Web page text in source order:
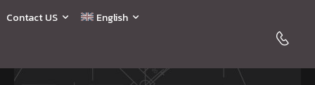
Contact US
English